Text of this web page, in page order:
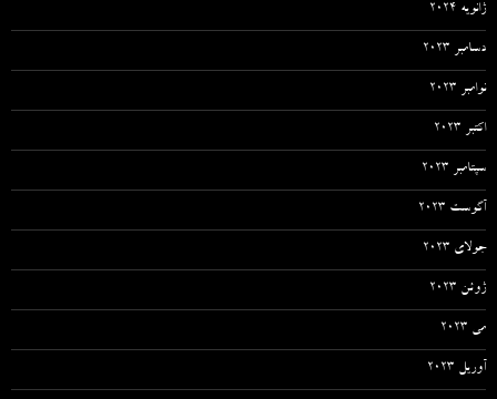
ژانویه 2024
دسامبر 2023
نوامبر 2023
اکتبر 2023
سپتامبر 2023
آگوست 2023
جولای 2023
ژوئن 2023
می 2023
آوریل 2023